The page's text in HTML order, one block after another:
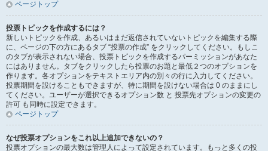
ページトップ
投票トピックを作成するには？
新しいトピックを作成、あるいはまだ返信されていないトピックを編集する際
に、ページの下の方にあるタブ “投票の作成” をクリックしてください。もしこ
のタブが表示されない場合、投票トピックを作成するパーミッションがあなた
にはありません。タブをクリックしたら投票のお題と最低２つのオプションを
作ります。各オプションをテキストエリア内の別々の行に入力してください。
投票期間を設けることもできますが、特に期間を設けない場合は 0 のままにし
てください。ユーザーが選択できるオプション数 と 投票先オプションの変更の
許可 も同時に設定できます。
ページトップ
なぜ投票オプションをこれ以上追加できないの？
投票オプションの最大数は管理人によって設定されています。もっと多くの投